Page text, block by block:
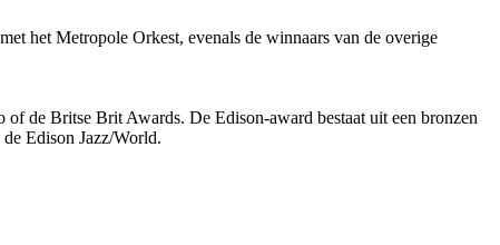
het Metropole Orkest, evenals de winnaars van de overige
de Britse Brit Awards. De Edison-award bestaat uit een bronzen
Edison Jazz/World.